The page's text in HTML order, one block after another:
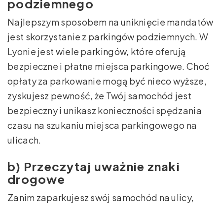
podziemnego
Najlepszym sposobem na uniknięcie mandatów
jest skorzystanie z parkingów podziemnych. W
Lyonie jest wiele parkingów, które oferują
bezpieczne i płatne miejsca parkingowe. Choć
opłaty za parkowanie mogą być nieco wyższe,
zyskujesz pewność, że Twój samochód jest
bezpieczny i unikasz konieczności spędzania
czasu na szukaniu miejsca parkingowego na
ulicach.
b) Przeczytaj uważnie znaki
drogowe
Zanim zaparkujesz swój samochód na ulicy,